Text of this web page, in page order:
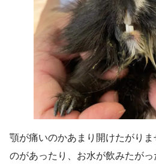
顎が痛いのかあまり開けたがり
のがあったり、お水が飲みたが